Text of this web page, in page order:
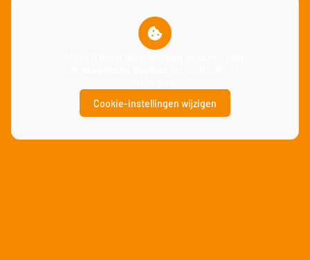
Cookie-instellingen wijzigen